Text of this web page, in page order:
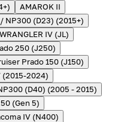
AMAROK II
NP300 (D23) (2015+)
WRANGLER IV (JL)
250 (J250)
Prado 150 (J150)
(2015-2024)
(D40) (2005 - 2015)
(Gen 5)
IV (N400)